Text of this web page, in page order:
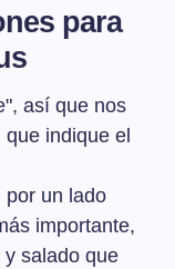
para
así que nos
indique el
por un lado
importante,
y salado que